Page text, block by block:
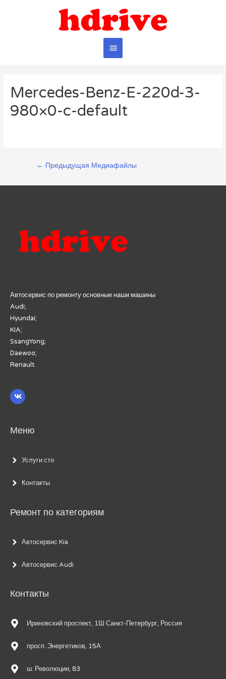
Главное
Mercedes-Benz-E-220d-3-
980×0-c-default
Навигация
по
← Предыдущая Медиафайлы
Автосервис по ремонту основные наши машины
Audi;
Hyundai;
KIA;
SsangYong;
Daewoo;
Renault.
Меню
Услуги сто
Контакты
Ремонт по категориям
Автосервис Kia
Автосервис Audi
Контакты
Ириновский проспект, 1Ш Санкт-Петербург, Россия
просп. Энергетиков, 15А
ш. Революции, 83